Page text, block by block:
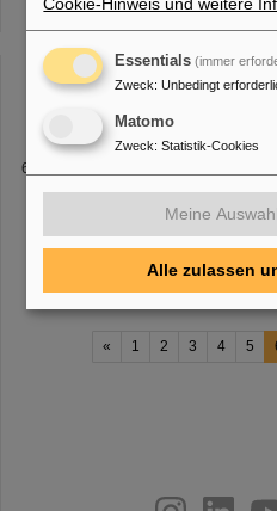
zu kommen. Martin Keller
bestehenden G [...] sagte
bildete eine offene
Mitarbeitenden
. In diesem
moderiertes Interview und
e, zu welcher alleMitarbeitenden
werden. Als
die Vernetzung von
FAIR und GSI in
« 1 2 3 4 5
youtubehelmholtz.socialfacebook
Essentials (immer
Zweck: Unbedingt
Matomo
Zweck: Statistik-Cookies
Meine
Alle zulassen